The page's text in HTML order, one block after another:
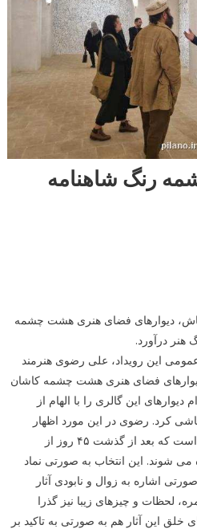
رنگ شاهنامه
نقاش، دیوارهای فضای هنری هشت چشمه
هنر درآورد.
این رویداد، علی رضوی هنرمند
فضای هنری هشت چشمه کاشان
این گالری را با الهام از
کرد. رضوی در این مورد اظهار
داشت: خاصیت خاص این آثار این است که بعد از گذشت ۴۵ روز از
می شوند. این انتخاب به صورتی نماد
اشاره به زوال و نابودی آثار
لحظات و چیزهای زیبا نیز گذرا
خلق این آثار هم به صورتی به تاکید بر